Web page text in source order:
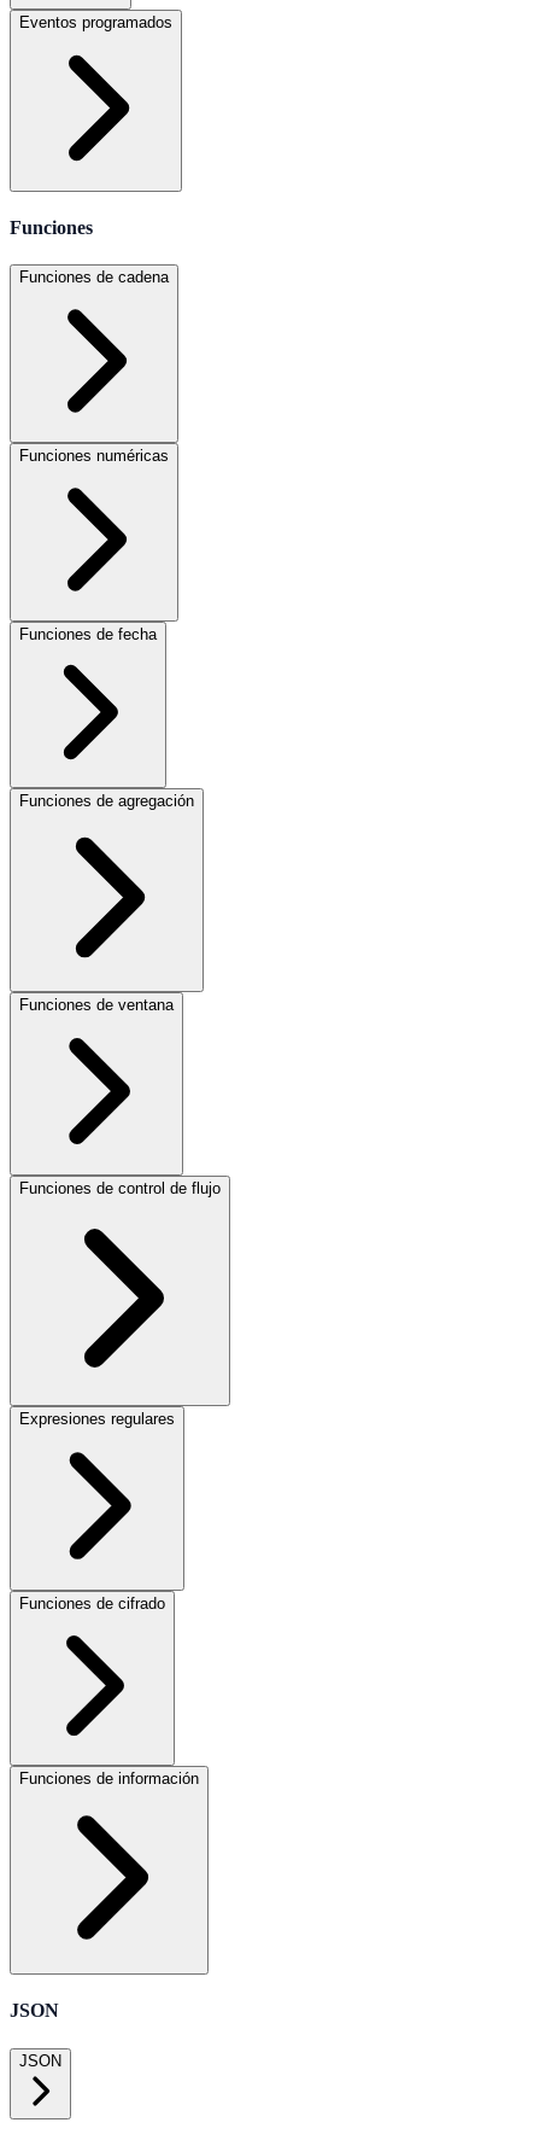
Eventos programados
Funciones
Funciones de cadena
Funciones numéricas
Funciones de fecha
Funciones de agregación
Funciones de ventana
Funciones de control de flujo
Expresiones regulares
Funciones de cifrado
Funciones de información
JSON
JSON